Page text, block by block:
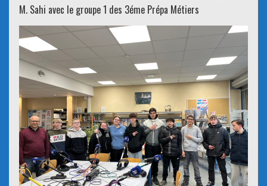
M. Sahi avec le groupe 1 des 3éme Prépa Métiers